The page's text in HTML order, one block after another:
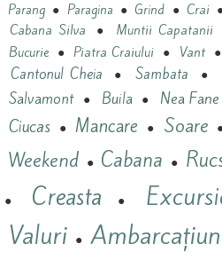
Parang ● Paragina ● Grind ● Crai
Cabana Silva ●Muntii Capatanii
Bucurie● Piatra Craiului ● Vant
Cantonul Cheia ●Sambata ●
Salvamont● Buila ● Nea Fane
Ciucas ●Mancare ● Soare
Weekend ● Cabana ●
● Creasta ●
Valuri ●